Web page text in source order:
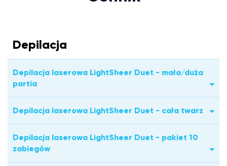
Depilacja
Depilacja laserowa LightSheer Duet - mała/duża
partia
Depilacja laserowa LightSheer Duet - cała twarz
Depilacja laserowa LightSheer Duet - pakiet 10
zabiegów